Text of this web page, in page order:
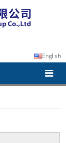
English